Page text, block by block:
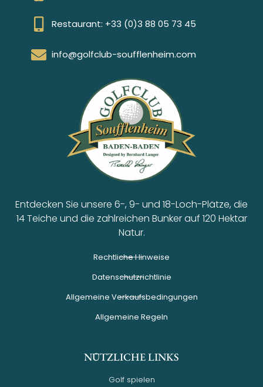
Restaurant: +33 (0)3 88 05 73 45
info@golfclub-soufflenheim.com
Entdecken Sie unsere 6-, 9- und 18-Loch-Plätze, die
14 Teiche und die zahlreichen Bunker auf 120 Hektar
Natur.
Rechtliche Hinweise
Datenschutzrichtlinie
Allgemeine Verkaufsbedingungen
Allgemeine Regeln
NÜTZLICHE LINKS
Golf spielen